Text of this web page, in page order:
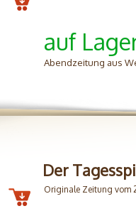
auf
Abendzeitung aus
Der
Originale Zeitung vom